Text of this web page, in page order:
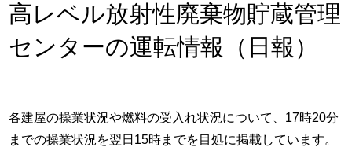
高レベル放射性廃棄物貯蔵管理
センターの運転情報（日報）
各建屋の操業状況や燃料の受入れ状況について、17時20分
までの操業状況を翌日15時までを目処に掲載しています。